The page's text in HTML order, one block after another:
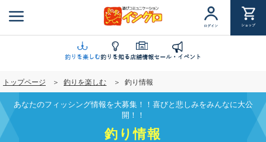
ン
に
移
動
ログイン ショップ
釣りを楽しむ釣りを知る店舗情報セール・イベント
トップページ 釣りを楽しむ 釣り情報
あなたのフィッシング情報を大募集！！喜びと悲しみをみんなに大公
開！！
釣り情報